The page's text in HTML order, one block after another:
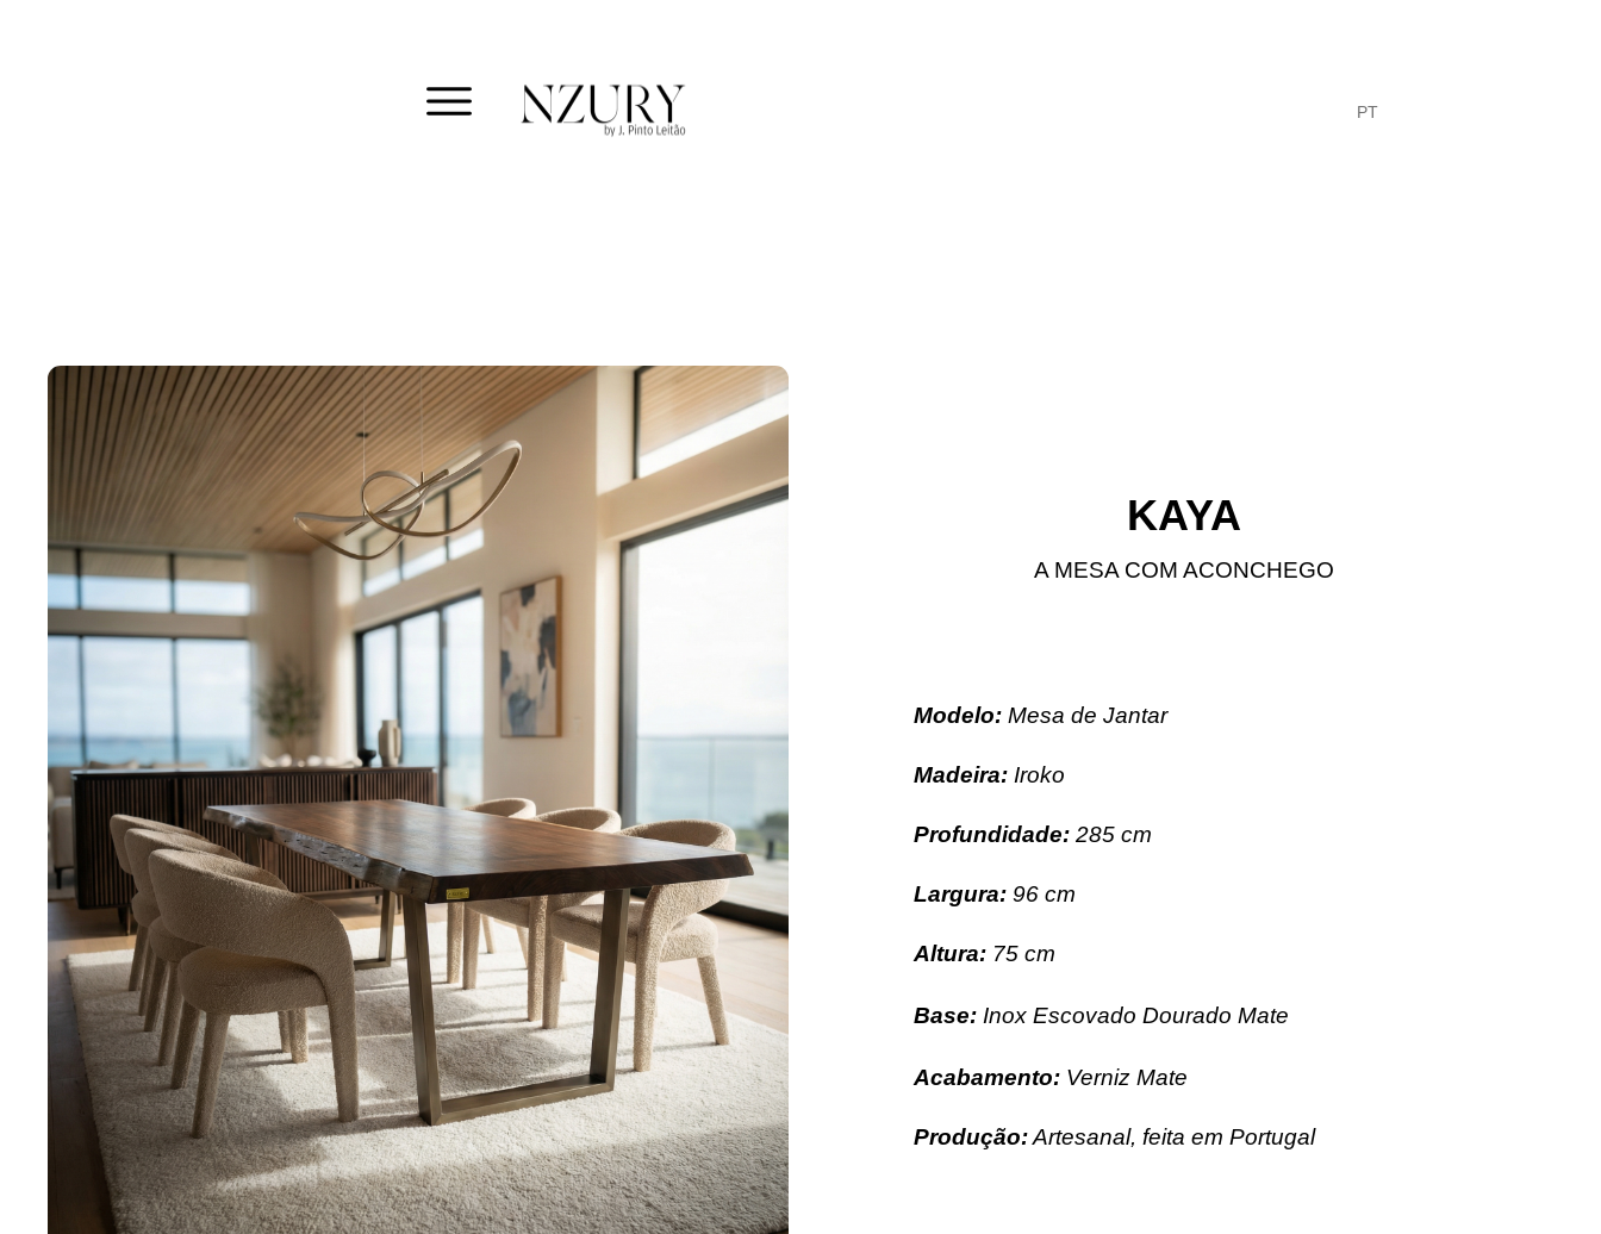
PT
EN
KAYA
A MESA COM ACONCHEGO
Modelo: Mesa de Jantar
Madeira: Iroko
Profundidade: 285 cm
Largura: 96 cm
Altura: 75 cm
Base: Inox Escovado Dourado Mate
Acabamento: Verniz Mate
Produção:Artesanal, feita em Portugal